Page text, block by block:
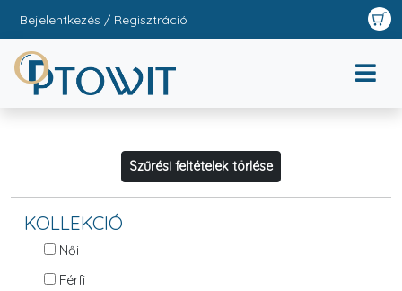
Bejelentkezés / Regisztráció
Szűrési feltételek törlése
KOLLEKCIÓ
Női
Férfi